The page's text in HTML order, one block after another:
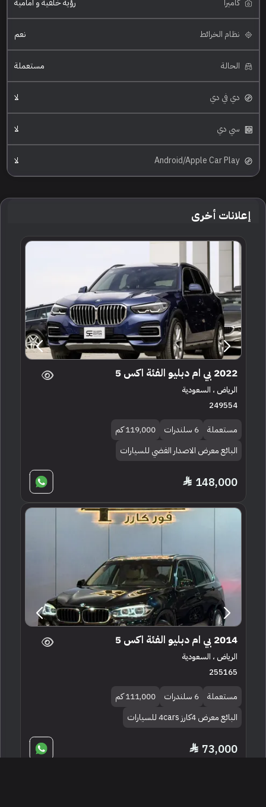
كاميرا رؤية خلفية و امامية
نظام الخرائط نعم
الحالة مستعملة
دي في دي لا
سي دي لا
Android/Apple Car Play لا
إعلانات أخرى
2022 بي ام دبليو الفئة اكس 5
الرياض ، السعودية
249554
مستعملة 6 سلندرات
119,000 كم
البائع معرض الاصدار الفضي للسيارات
148,000
2014 بي ام دبليو الفئة اكس 5
الرياض ، السعودية
255165
مستعملة 6 سلندرات
111,000 كم
البائع معرض 4كارز 4cars للسيارات
73,000